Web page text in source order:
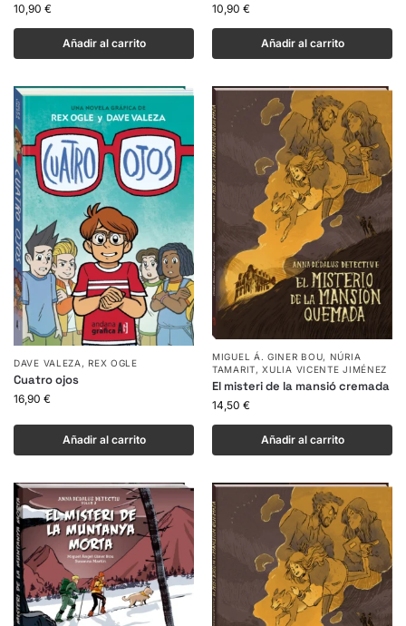
10,90 €
Añadir al carrito
10,90 €
Añadir al carrito
DAVE VALEZA ,REX OGLE
Cuatro ojos
16,90 €
Añadir al carrito
MIGUEL Á. GINER BOU, NÚRIA
TAMARIT,XULIA VICENTE JIMÉNEZ
El misteri de la mansió cremada
14,50 €
Añadir al carrito